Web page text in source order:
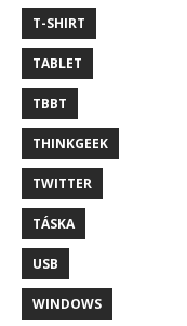
T-SHIRT
TABLET
TBBT
THINKGEEK
TWITTER
TÁSKA
USB
WINDOWS